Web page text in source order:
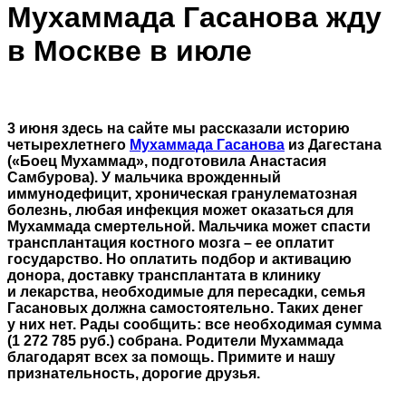
Мухаммада Гасанова жду
в Москве в июле
3 июня здесь на сайте мы рассказали историю
четырехлетнего Мухаммада Гасанова из Дагестана
(«Боец Мухаммад», подготовила Анастасия
Самбурова). У мальчика врожденный
иммунодефицит, хроническая гранулематозная
болезнь, любая инфекция может оказаться для
Мухаммада смертельной. Мальчика может спасти
трансплантация костного мозга – ее оплатит
государство. Но оплатить подбор и активацию
донора, доставку трансплантата в клинику
и лекарства, необходимые для пересадки, семья
Гасановых должна самостоятельно. Таких денег
у них нет. Рады сообщить: все необходимая сумма
(1 272 785 руб.) собрана. Родители Мухаммада
благодарят всех за помощь. Примите и нашу
признательность, дорогие друзья.